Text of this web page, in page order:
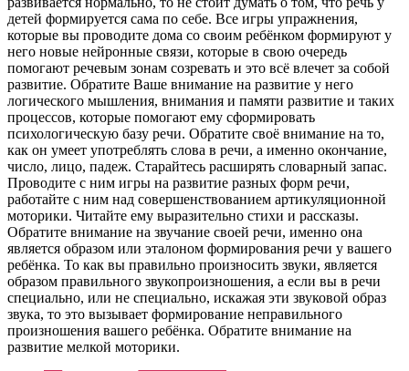
детей формируется сама по себе. Все игры упражнения,
которые вы проводите дома со своим ребёнком формируют у
него новые нейронные связи, которые в свою очередь
помогают речевым зонам созревать и это всё влечет за собой
развитие. Обратите Ваше внимание на развитие у него
логического мышления, внимания и памяти развитие и таких
процессов, которые помогают ему сформировать
психологическую базу речи. Обратите своё внимание на то,
как он умеет употреблять слова в речи, а именно окончание,
число, лицо, падеж. Старайтесь расширять словарный запас.
Проводите с ним игры на развитие разных форм речи,
работайте с ним над совершенствованием артикуляционной
моторики. Читайте ему выразительно стихи и рассказы.
Обратите внимание на звучание своей речи, именно она
является образом или эталоном формирования речи у вашего
ребёнка. То как вы правильно произносить звуки, является
образом правильного звукопроизношения, а если вы в речи
специально, или не специально, искажая эти звуковой образ
звука, то это вызывает формирование неправильного
произношения вашего ребёнка. Обратите внимание на
развитие мелкой моторики.